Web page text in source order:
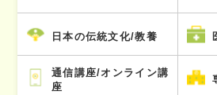
日本の伝統文化/教養
通信講座/オンライン講
座